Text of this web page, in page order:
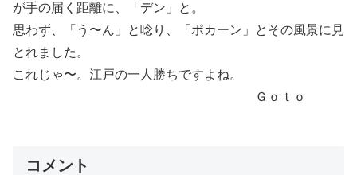
が手の届く距離に、「デン」と。
思わず、「う〜ん」と唸り、「ポカーン」とその風景に見
とれました。
これじゃ〜。江戸の一人勝ちですよね。
Ｇｏｔｏ
コメント